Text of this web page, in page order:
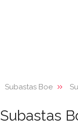
Subastas Boe
Subastas